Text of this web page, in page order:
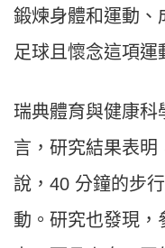
鍛煉身體和運動、
足球且懷念這項運
瑞典體育與健康科
言，研究結果表明
說，40 分鐘的步
動。研究也發現，